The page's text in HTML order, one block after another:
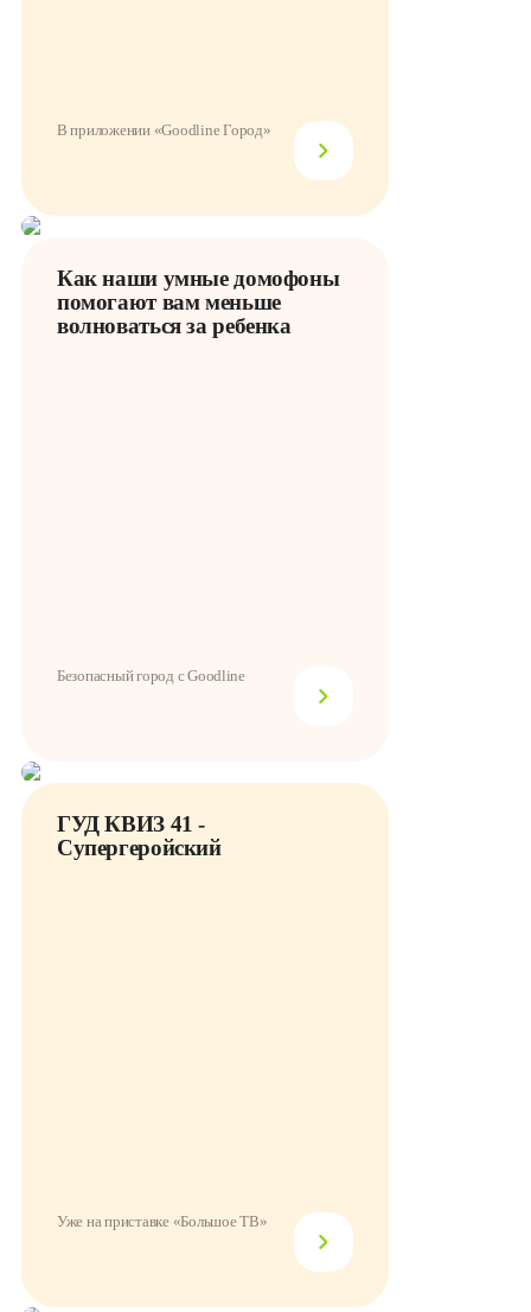
В приложении «Goodline Город»
Как наши умные домофоны
помогают вам меньше
волноваться за ребенка
Безопасный город с Goodline
ГУД КВИЗ 41 -
Супергеройский
Уже на приставке «Большое ТВ»